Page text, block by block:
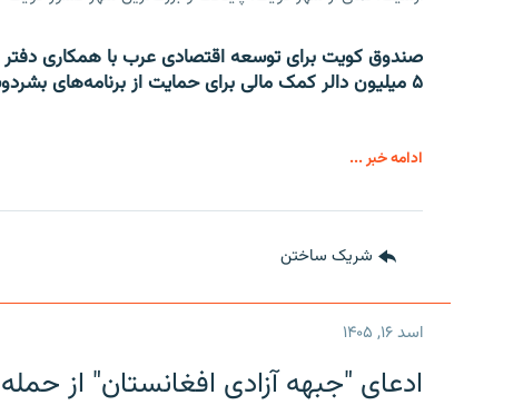
صندوق کویت برای توسعه اقتصادی عرب با همکاری
۵ میلیون دالر کمک مالی برای حمایت از برنامه‌های بشردوستانه در افغانستان و سوریه اختصاص داد.
ادامه خبر ...
شریک ساختن
اسد ۱۶, ۱۴۰۵
ادعای "جبهه آزادی افغانستان" از